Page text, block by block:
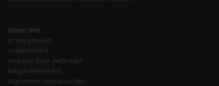
steun ons
privacybeleid
cookiebeleid
website door webreact
toegankelijkheid
algemene voorwaarden